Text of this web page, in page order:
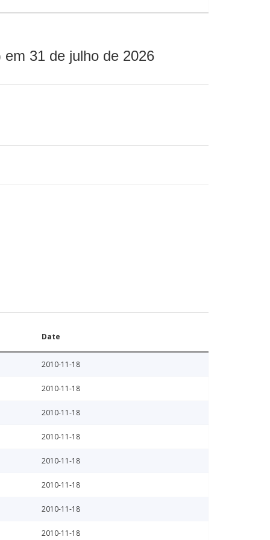
31 de julho de 2026
Date
2010-11-18
2010-11-18
2010-11-18
2010-11-18
2010-11-18
2010-11-18
2010-11-18
2010-11-18